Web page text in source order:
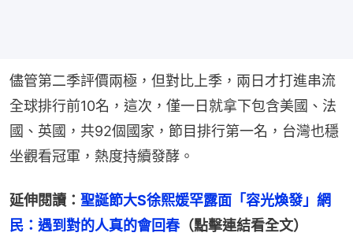
儘管第二季評價兩極，但對比上季，兩日才打進串流
全球排行前10名，這次，僅一日就拿下包含美國、法
國、英國，共92個國家，節目排行第一名，台灣也穩
坐觀看冠軍，熱度持續發酵。
延伸閱讀： 聖誕節大S徐熙媛罕露面「容光煥發」網
民：遇到對的人真的會回春（點擊連結看全文）